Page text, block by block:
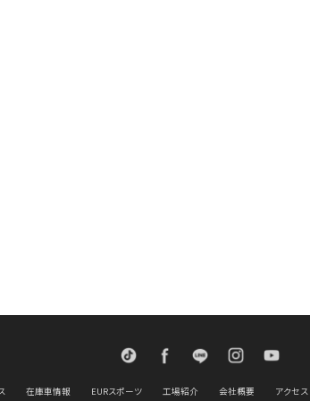
TikTok FacebookLINE
在庫車情報 EURスポーツ 工場紹介 会社概要 アクセス